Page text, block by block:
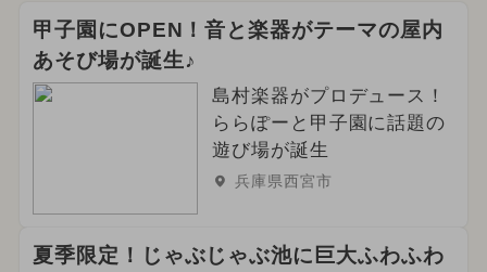
甲子園にOPEN！音と楽器がテーマの屋内
あそび場が誕生♪
島村楽器がプロデュース！
ららぽーと甲子園に話題の
遊び場が誕生
兵庫県西宮市
夏季限定！じゃぶじゃぶ池に巨大ふわふわ